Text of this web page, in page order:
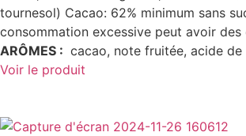
tournesol) Cacao: 62% minimum sans
consommation excessive peut avoir
ARÔMES : cacao, note fruitée, acide
Voir le produit